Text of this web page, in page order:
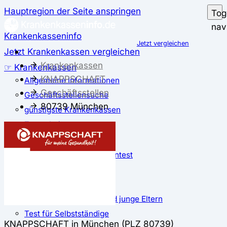
Hauptregion der Seite anspringen
Krankenkasseninfo
Jetzt Krankenkassen vergleichen
☞ Krankenkassen
Allgemeine Informationen
Geschäftsstellensuche
günstigste Krankenkassen
Zusatzbeitrag
✅ Krankenkassen Test
Der große Krankenkassentest
Test für Schwangere und junge Eltern
Test für Selbstständige
Jetzt vergleichen
Krankenkassen
KNAPPSCHAFT
Geschäftsstellen
80739 München
KNAPPSCHAFT in München (PLZ 80739)